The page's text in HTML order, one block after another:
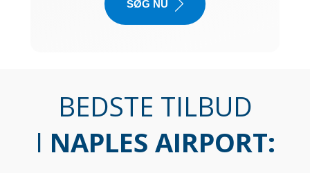
SØG NU
BEDSTE TILBUD
I NAPLES AIRPORT: